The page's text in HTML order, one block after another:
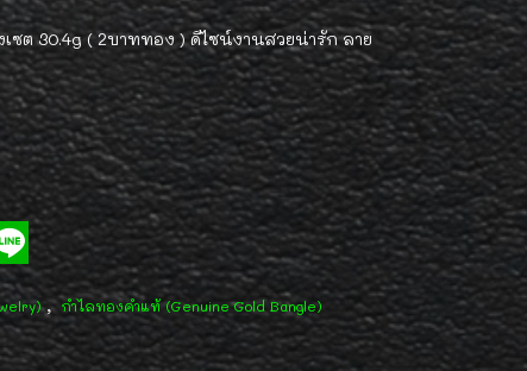
ต 30.4g ( 2บาททอง ) ดีไซน์งานสวยน่ารัก ลาย
, กำไลทองคำแท้ (Genuine Gold Bangle)